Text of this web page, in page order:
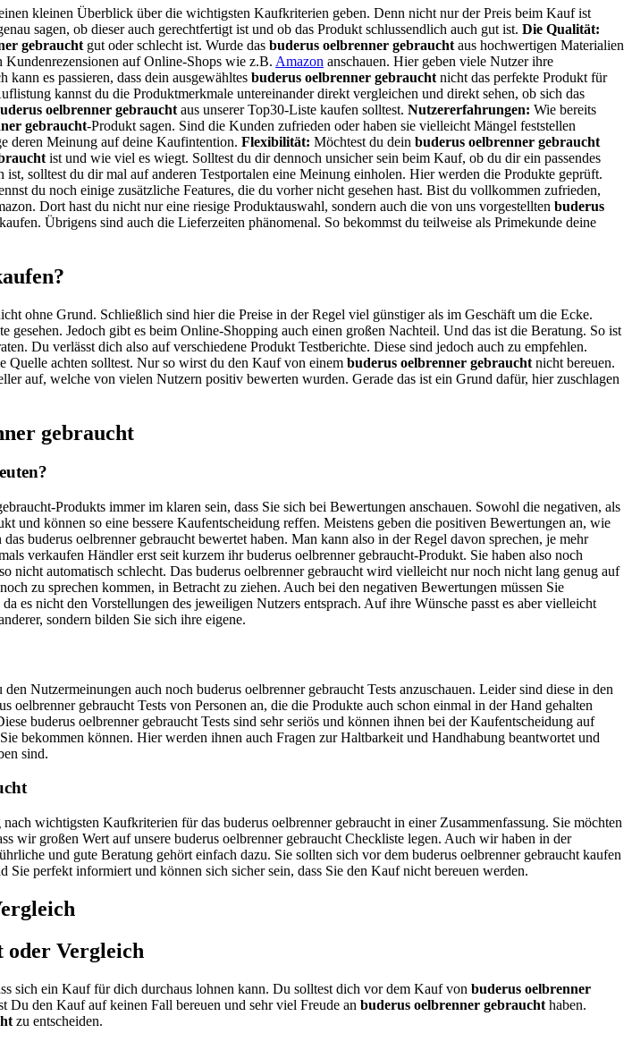
kleinen Überblick über die wichtigsten Kaufkriterien geben. Denn nicht nur der Preis beim Kauf ist
sagen, ob dieser auch gerechtfertigt ist und ob das Produkt schlussendlich auch gut ist. Die Qualität:
gebraucht gut oder schlecht ist. Wurde das buderus oelbrenner gebraucht aus hochwertigen Materialien
auf Online-Shops wie z.B. Amazon anschauen. Hier geben viele Nutzer ihre
kann es passieren, dass dein ausgewähltes buderus oelbrenner gebraucht nicht das perfekte Produkt für
kannst du die Produktmerkmale untereinander direkt vergleichen und direkt sehen, ob sich das
oelbrenner gebraucht aus unserer Top30-Liste kaufen solltest. Nutzererfahrungen: Wie bereits
gebraucht-Produkt sagen. Sind die Kunden zufrieden oder haben sie vielleicht Mängel feststellen
deren Meinung auf deine Kaufintention. Flexibilität: Möchtest du dein buderus oelbrenner gebraucht
ist und wie viel es wiegt. Solltest du dir dennoch unsicher sein beim Kauf, ob du dir ein passendes
solltest du dir mal auf anderen Testportalen eine Meinung einholen. Hier werden die Produkte geprüft.
du noch einige zusätzliche Features, die du vorher nicht gesehen hast. Bist du vollkommen zufrieden,
Dort hast du nicht nur eine riesige Produktauswahl, sondern auch die von uns vorgestellten buderus
Übrigens sind auch die Lieferzeiten phänomenal. So bekommst du teilweise als Primekunde deine
ohne Grund. Schließlich sind hier die Preise in der Regel viel günstiger als im Geschäft um die Ecke.
gesehen. Jedoch gibt es beim Online-Shopping auch einen großen Nachteil. Und das ist die Beratung. So ist
Du verlässt dich also auf verschiedene Produkt Testberichte. Diese sind jedoch auch zu empfehlen.
Quelle achten solltest. Nur so wirst du den Kauf von einem buderus oelbrenner gebraucht nicht bereuen.
auf, welche von vielen Nutzern positiv bewerten wurden. Gerade das ist ein Grund dafür, hier zuschlagen
gebraucht
Produkts immer im klaren sein, dass Sie sich bei Bewertungen anschauen. Sowohl die negativen, als
können so eine bessere Kaufentscheidung reffen. Meistens geben die positiven Bewertungen an, wie
buderus oelbrenner gebraucht bewertet haben. Man kann also in der Regel davon sprechen, je mehr
verkaufen Händler erst seit kurzem ihr buderus oelbrenner gebraucht-Produkt. Sie haben also noch
automatisch schlecht. Das buderus oelbrenner gebraucht wird vielleicht nur noch nicht lang genug auf
zu sprechen kommen, in Betracht zu ziehen. Auch bei den negativen Bewertungen müssen Sie
es nicht den Vorstellungen des jeweiligen Nutzers entsprach. Auf ihre Wünsche passt es aber vielleicht
sondern bilden Sie sich ihre eigene.
Nutzermeinungen auch noch buderus oelbrenner gebraucht Tests anzuschauen. Leider sind diese in den
oelbrenner gebraucht Tests von Personen an, die die Produkte auch schon einmal in der Hand gehalten
buderus oelbrenner gebraucht Tests sind sehr seriös und können ihnen bei der Kaufentscheidung auf
bekommen können. Hier werden ihnen auch Fragen zur Haltbarkeit und Handhabung beantwortet und
sind.
wichtigsten Kaufkriterien für das buderus oelbrenner gebraucht in einer Zusammenfassung. Sie möchten
wir großen Wert auf unsere buderus oelbrenner gebraucht Checkliste legen. Auch wir haben in der
und gute Beratung gehört einfach dazu. Sie sollten sich vor dem buderus oelbrenner gebraucht kaufen
perfekt informiert und können sich sicher sein, dass Sie den Kauf nicht bereuen werden.
oder Vergleich
sich ein Kauf für dich durchaus lohnen kann. Du solltest dich vor dem Kauf von buderus oelbrenner
den Kauf auf keinen Fall bereuen und sehr viel Freude an buderus oelbrenner gebraucht haben.
zu entscheiden.